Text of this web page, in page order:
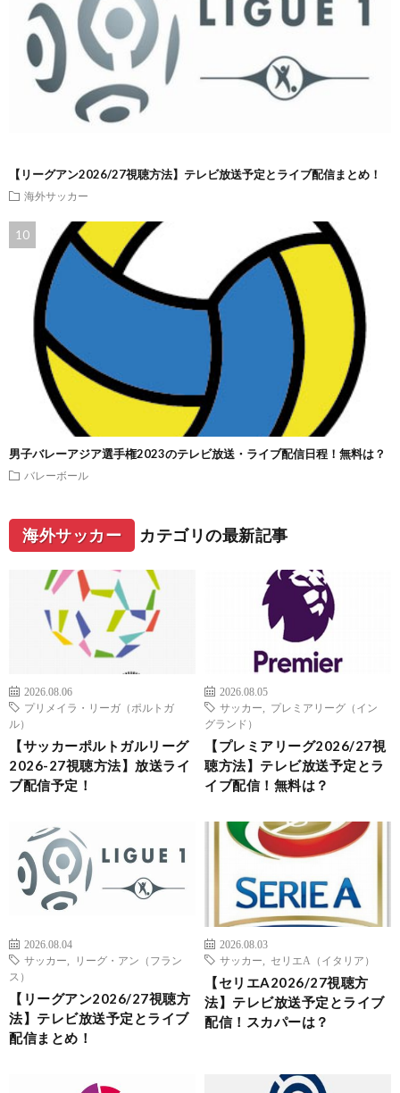
【リーグアン2026/27視聴方法】テレビ放送予定とライブ配信まとめ！
海外サッカー
男子バレーアジア選手権2023のテレビ放送・ライブ配信日程！無料は？
バレーボール
海外サッカー カテゴリの最新記事
2026.08.06
プリメイラ・リーガ（ポルトガ
ル）
【サッカーポルトガルリーグ
2026-27視聴方法】放送ライ
ブ配信予定！
2026.08.05
サッカー
プレミアリーグ（イン
グランド）
【プレミアリーグ2026/27視
聴方法】テレビ放送予定とラ
イブ配信！無料は？
2026.08.04
サッカー
リーグ・アン（フラン
ス）
【リーグアン2026/27視聴方
法】テレビ放送予定とライブ
配信まとめ！
2026.08.03
サッカー
セリエA（イタリア）
【セリエA2026/27視聴方
法】テレビ放送予定とライブ
配信！スカパーは？